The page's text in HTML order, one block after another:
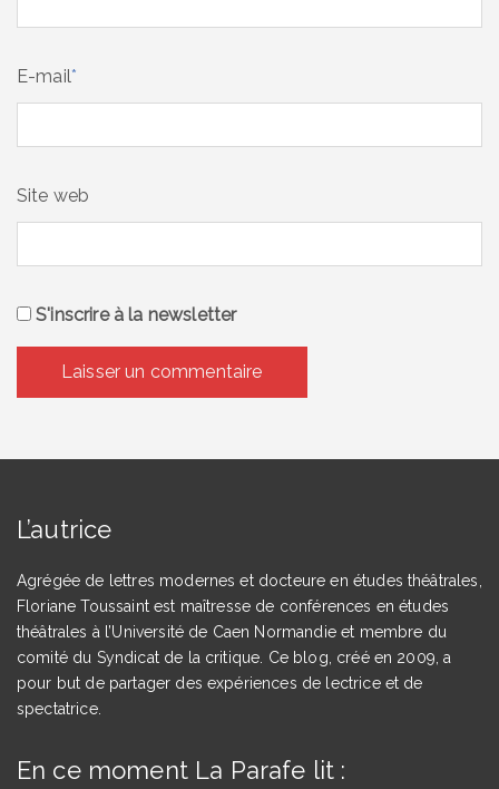
E-mail*
Site web
S'inscrire à la newsletter
L’autrice
Agrégée de lettres modernes et docteure en études théâtrales,
Floriane Toussaint est maîtresse de conférences en études
théâtrales à l’Université de Caen Normandie et membre du
comité du Syndicat de la critique. Ce blog, créé en 2009, a
pour but de partager des expériences de lectrice et de
spectatrice.
En ce moment La Parafe lit :